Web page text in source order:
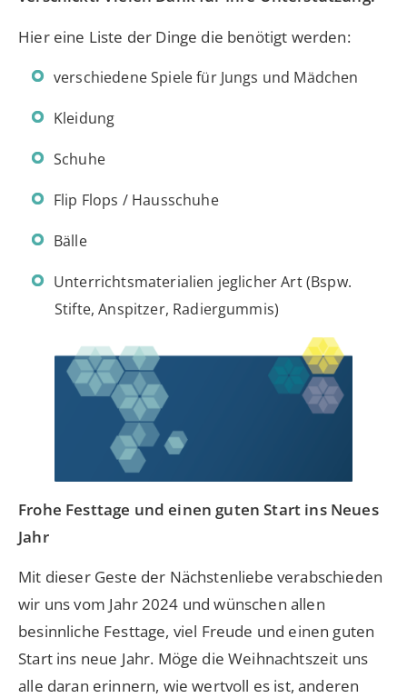
Hier eine Liste der Dinge die benötigt werden:
verschiedene Spiele für Jungs und Mädchen
Kleidung
Schuhe
Flip Flops / Hausschuhe
Bälle
Unterrichtsmaterialien jeglicher Art (Bspw.
Stifte, Anspitzer, Radiergummis)
Frohe Festtage und einen guten Start ins Neues
Jahr
Mit dieser Geste der Nächstenliebe verabschieden
wir uns vom Jahr 2024 und wünschen allen
besinnliche Festtage, viel Freude und einen guten
Start ins neue Jahr. Möge die Weihnachtszeit uns
alle daran erinnern, wie wertvoll es ist, anderen